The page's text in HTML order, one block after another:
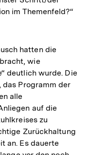
im Themenfeld?“
hatten die
wie
deutlich wurde. Die
das Programm der
alle
auf die
zu
Zurückhaltung
an. Es dauerte